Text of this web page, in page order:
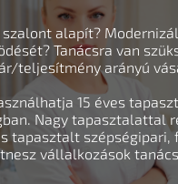
szalont alapít?
Tanácsra van
ár/teljesítmény arányú
15 éves
Nagy tapasztalattal
tapasztalt szépségipari,
vállalkozások